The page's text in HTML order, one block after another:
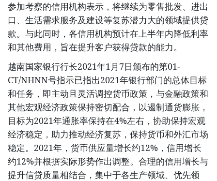
参加考察的信用机构表示，将继续为零售批发、进出
口、生活需求服务及建设等复苏潜力大的领域提供贷
款。与此同时，各信用机构预计在上半年内降低利率
和其他费用，旨在提升客户获得贷款的能力。
越南国家银行行长2021年1月7日颁布的第01-
CT/NHNN号指示已指出2021年银行部门的总体目标
和任务，即主动且灵活调控货币政策，与金融政策和
其他宏观经济政策保持密切配合，以遏制通货膨胀，
目标为2021年通胀率保持在4%左右，协助保持宏观
经济稳定，助力推动经济复苏，保持货币和外汇市场
稳定。2021年，货币供应量增长约12%，信用增长
约12%并根据实际形势作出调整。合理的信用增长与
提升信贷质量相结合，集中于各生产领域、优先领